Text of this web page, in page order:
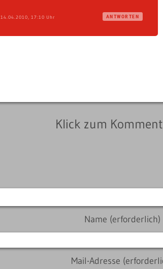
14.04.2010, 17:10 Uhr ANTWORTEN